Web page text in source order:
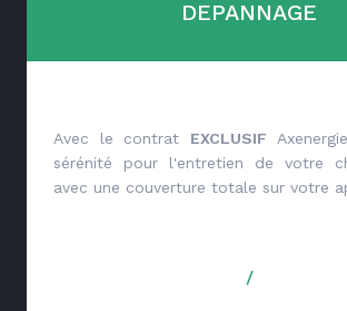
DEPANNAGE
Avec le contrat EXCLUSIF
sérénité pour l'entretien de votre
avec une couverture totale sur votre
/